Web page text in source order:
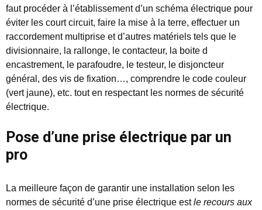
faut procéder à l’établissement d’un schéma électrique pour
éviter les court circuit, faire la mise à la terre, effectuer un
raccordement multiprise et d’autres matériels tels que le
divisionnaire, la rallonge, le contacteur, la boite d
encastrement, le parafoudre, le testeur, le disjoncteur
général, des vis de fixation…, comprendre le code couleur
(vert jaune), etc. tout en respectant les normes de sécurité
électrique.
Pose d’une prise électrique par un
pro
La meilleure façon de garantir une installation selon les
normes de sécurité d’une prise électrique estle recours aux